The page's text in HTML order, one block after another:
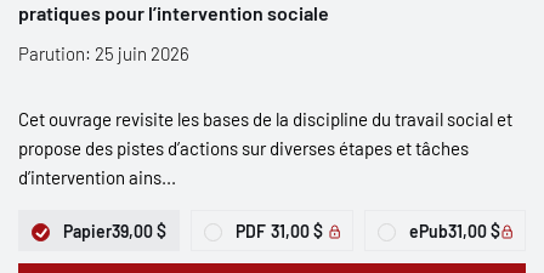
pratiques pour l’intervention sociale
Parution: 25 juin 2026
Cet ouvrage revisite les bases de la discipline du travail social et
propose des pistes d’actions sur diverses étapes et tâches
d’intervention ains...
Papier39,00 $ PDF 31,00 $ ePub31,00 $